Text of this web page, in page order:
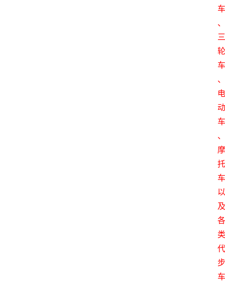
车
、
三
轮
车
、
电
动
车
、
摩
托
车
以
及
各
类
代
步
车